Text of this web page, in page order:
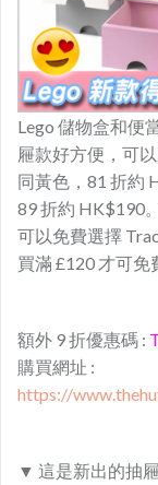
Lego 儲物盒和便
屜款好方便，可
同黃色，81 折約
89 折約 HK$190
可以免費選擇
買滿 £120 才可免
額外 9 折優惠碼 :
購買網址 :
https://
▼ 這是新出的抽